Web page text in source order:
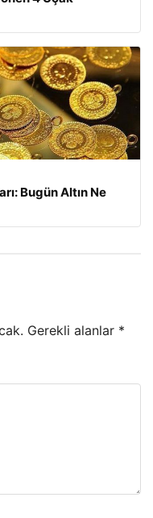
Bugün Altın Ne
Gerekli alanlar *